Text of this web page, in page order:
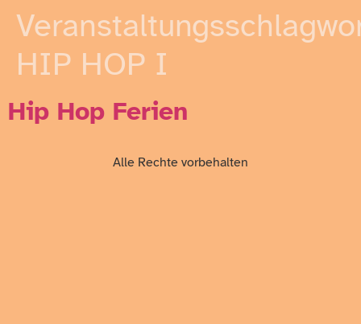
HIP HOP I
Hip Hop Ferien
Alle Rechte vorbehalten